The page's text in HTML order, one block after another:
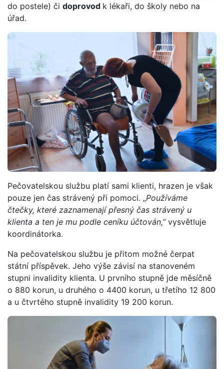
do postele) či doprovod k lékaři, do školy nebo na
úřad.
Pečovatelskou službu platí sami klienti, hrazen je však
pouze jen čas strávený při pomoci. „Používáme
čtečky, které zaznamenají přesný čas strávený u
klienta a ten je mu podle ceníku účtován,” vysvětluje
koordinátorka.
Na pečovatelskou službu je přitom možné čerpat
státní příspěvek. Jeho výše závisí na stanoveném
stupni invalidity klienta. U prvního stupně jde měsíčně
o 880 korun, u druhého o 4400 korun, u třetího 12 800
a u čtvrtého stupně invalidity 19 200 korun.